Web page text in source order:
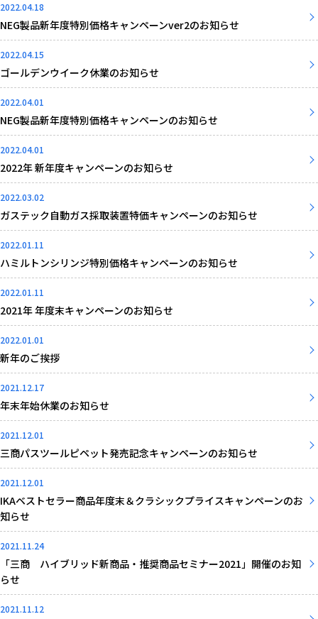
2022.04.18
NEG製品新年度特別価格キャンペーンver2のお知らせ
2022.04.15
ゴールデンウイーク休業のお知らせ
2022.04.01
NEG製品新年度特別価格キャンペーンのお知らせ
2022.04.01
2022年 新年度キャンペーンのお知らせ
2022.03.02
ガステック自動ガス採取装置特価キャンペーンのお知らせ
2022.01.11
ハミルトンシリンジ特別価格キャンペーンのお知らせ
2022.01.11
2021年 年度末キャンペーンのお知らせ
2022.01.01
新年のご挨拶
2021.12.17
年末年始休業のお知らせ
2021.12.01
三商パスツールピペット発売記念キャンペーンのお知らせ
2021.12.01
IKAベストセラー商品年度末＆クラシックプライスキャンペーンのお
知らせ
2021.11.24
「三商 ハイブリッド新商品・推奨商品セミナー2021」開催のお知
らせ
2021.11.12